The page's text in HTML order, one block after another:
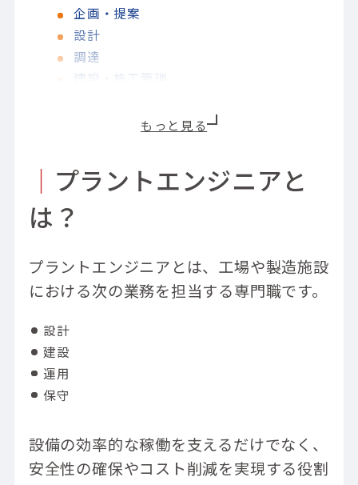
企画・提案
設計
調達
建設・施工管理
プラントエンジニアに必要なスキル・資格
ソフトスキル
役立つ主な資格一覧
プラントエンジニアとして働くことによる魅
社会インフラを支える使命感
大規模プロジェクトに携わる達成感
プラントエンジニアの年収
プラントエンジニアのキャリアパス
プラントエンジニアに向いている人の特徴
コミュニケーション力とチームワークに優
れる人
計画性があり責任感を持てる人
｜ プラントエンジニアと
は？
プラントエンジニアとは、工場や製造施設
における次の業務を担当する専門職です。
設計
建設
運用
保守
設備の効率的な稼働を支えるだけでなく、
安全性の確保やコスト削減を実現する役割